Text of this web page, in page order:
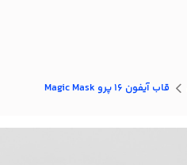
قاب آيفون 16 پرو Magic Mask